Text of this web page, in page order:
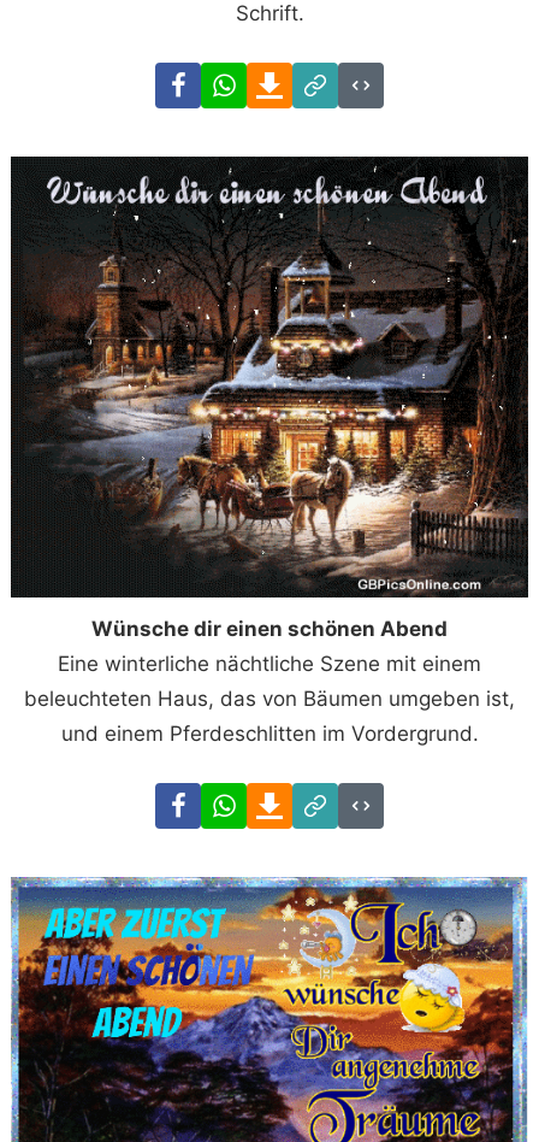
Schrift.
FacebookWhatsAppDownload
Link
Code
Wünsche dir einen schönen Abend
Eine winterliche nächtliche Szene mit einem
beleuchteten Haus, das von Bäumen umgeben ist,
und einem Pferdeschlitten im Vordergrund.
FacebookWhatsAppDownload
Link
Code